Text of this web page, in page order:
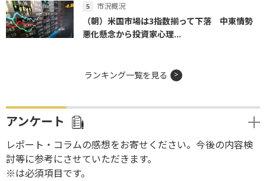
市況概況
（朝）米国市場は3指数揃って下落 中東情勢
悪化懸念から投資家心理...
ランキング一覧を見る
アンケート
レポート・コラムの感想をお寄せください。今後の内容検
討等に参考にさせていただきます。
※は必須項目です。